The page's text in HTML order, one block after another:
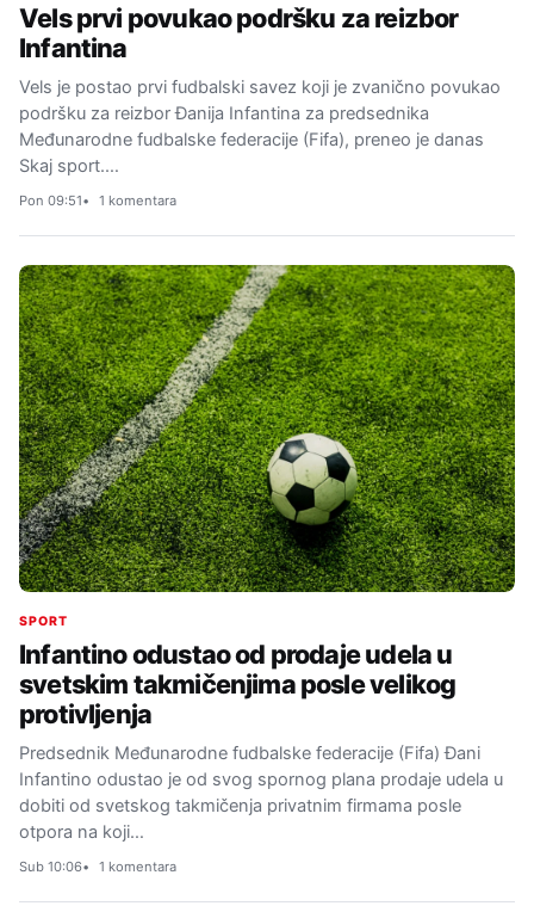
Vels prvi povukao podršku za reizbor
Infantina
Vels je postao prvi fudbalski savez koji je zvanično povukao
podršku za reizbor Đanija Infantina za predsednika
Međunarodne fudbalske federacije (Fifa), preneo je danas
Skaj sport.…
Pon 09:51 1 komentara
SPORT
Infantino odustao od prodaje udela u
svetskim takmičenjima posle velikog
protivljenja
Predsednik Međunarodne fudbalske federacije (Fifa) Đani
Infantino odustao je od svog spornog plana prodaje udela u
dobiti od svetskog takmičenja privatnim firmama posle
otpora na koji…
Sub 10:06 1 komentara